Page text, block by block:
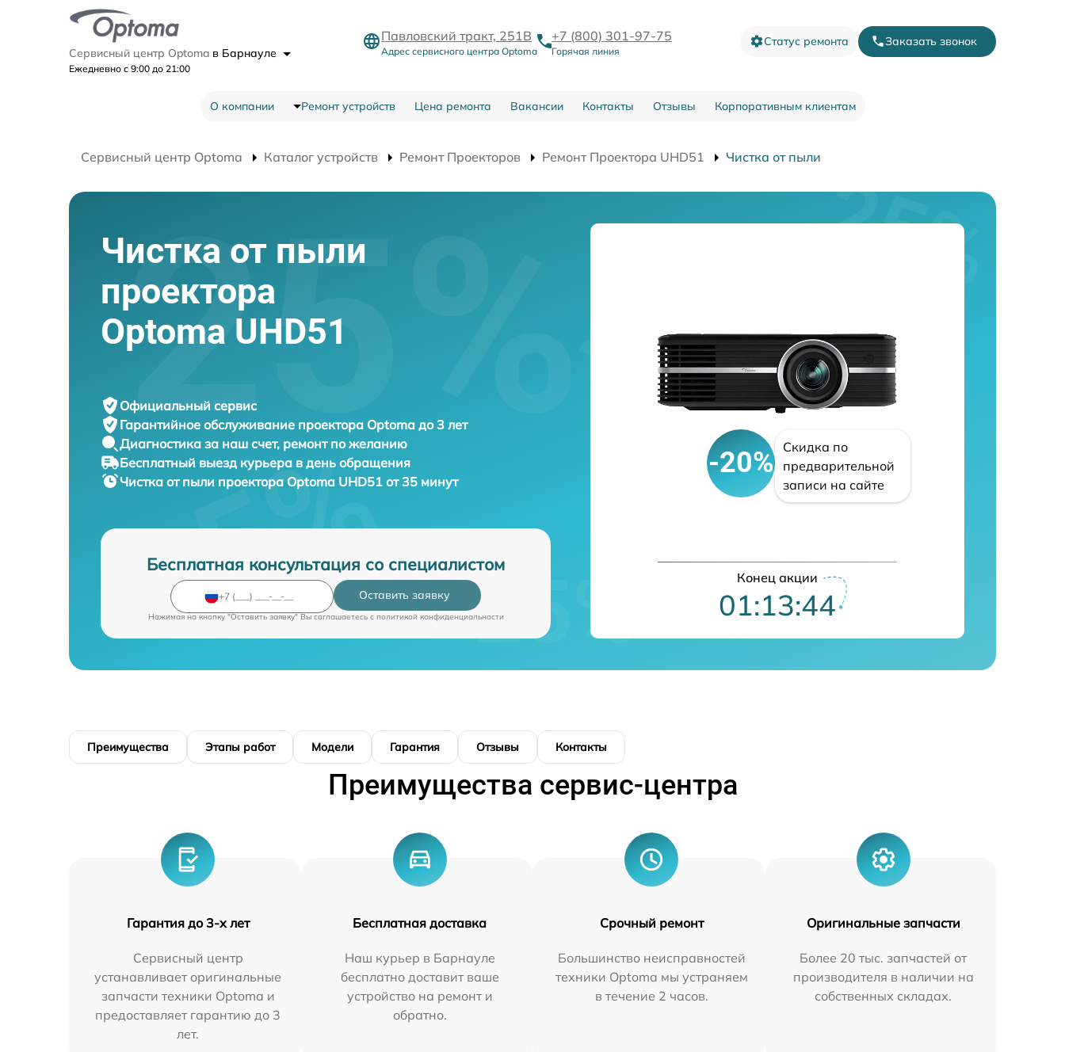
Сервисный центр Optoma в Барнауле
Ежедневно с 9:00 до 21:00
Павловский тракт, 251В
Адрес сервисного центра Optoma
+7 (800) 301-97-75
Горячая линия
Статус ремонта Заказать звонок
О компании Ремонт устройств Цена ремонта Вакансии Контакты Отзывы Корпоративным клиентам
Сервисный центр Optoma Каталог устройств Ремонт Проекторов Ремонт Проектора UHD51 Чистка от пыли
Чистка от пыли
проектора
Optoma UHD51
Официальный сервис
Гарантийное обслуживание проектора Optoma до 3 лет
Диагностика за наш счет, ремонт по желанию
Бесплатный выезд курьера в день обращения
Чистка от пыли проектора Optoma UHD51 от 35 минут
Бесплатная консультация со специалистом
Оставить заявку
Нажимая на кнопку "Оставить заявку" Вы соглашаетесь c политикой конфиденциальности
-20%
Скидка по
предварительной
записи на сайте
Конец акции
01:13:43
Преимущества Этапы работ Модели Гарантия Отзывы Контакты
Преимущества сервис-центра
Гарантия до 3-х лет
Сервисный центр
устанавливает оригинальные
запчасти техники Optoma и
предоставляет гарантию до 3
лет.
Бесплатная доставка
Наш курьер в Барнауле
бесплатно доставит ваше
устройство на ремонт и
обратно.
Срочный ремонт
Большинство неисправностей
техники Optoma мы устраняем
в течение 2 часов.
Оригинальные запчасти
Более 20 тыс. запчастей от
производителя в наличии на
собственных складах.